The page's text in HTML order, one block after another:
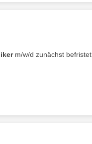
m/w/d zunächst befristet